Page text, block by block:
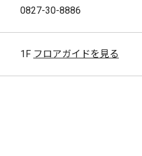
0827-30-8886
1F フロアガイドを見る